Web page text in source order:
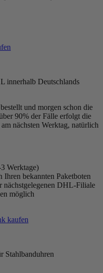
innerhalb Deutschlands
und morgen schon die
90% der Fälle erfolgt die
nächsten Werktag, natürlich
Werktage)
Ihren bekannten Paketboten
nächstgelegenen DHL-Filiale
möglich
kaufen
Stahlbanduhren